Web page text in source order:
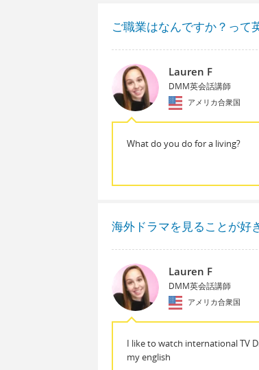
ご職業はなんですか？って
Lauren F
DMM英会話講師
アメリカ合衆国
What do you do for a living?
海外ドラマを見ることが好
Lauren F
DMM英会話講師
アメリカ合衆国
I like to watch international TV
my english